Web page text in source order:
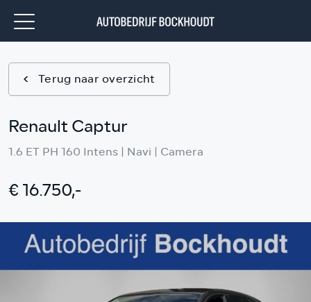
Terug naar overzicht
Renault Captur
1.6 ET PH 160 Intens | Navi | Camera
€ 16.750,-